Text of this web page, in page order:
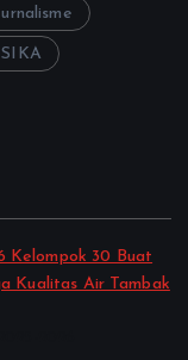
Kelompok 30 Buat
Kualitas Air Tambak